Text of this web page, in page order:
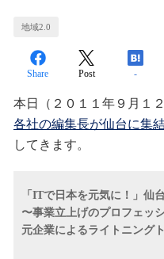
地域2.0
Share Post -
本日（２０１１年９月１
各社の編集長が仙台に集
してきます。
「ITで日本を元気に！」仙
〜事業立上げのプロフェッ
元企業によるライトニング